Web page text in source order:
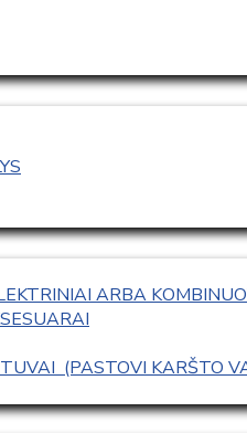
ARBA
(PASTOVI KARŠTO